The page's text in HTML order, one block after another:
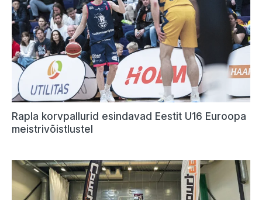
Rapla korvpallurid esindavad Eestit U16 Euroopa
meistrivõistlustel